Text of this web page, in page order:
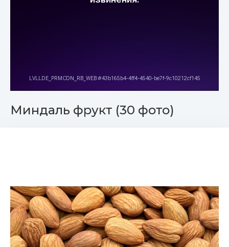
Миндаль фрукт (30 фото)